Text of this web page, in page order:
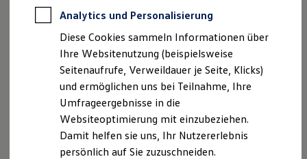
Professional Class bei Volkswagen
Behörden
Direktkunden
Sonderfahrzeuge
Anpfiff zum Gewinn
Elektromobilität
Elektroautos
ID. Tutorials
Elektrofahrzeugkonzepte
ID. EVERY1
Reichweite
Kindersitze anfragen
Analytics und Personalisierung
Diese Cookies sammeln Informationen über
Ihre Websitenutzung (beispielsweise
Seitenaufrufe, Verweildauer je Seite, Klicks)
und ermöglichen uns bei Teilnahme, Ihre
Umfrageergebnisse in die
Websiteoptimierung mit einzubeziehen.
Damit helfen sie uns, Ihr Nutzererlebnis
persönlich auf Sie zuzuschneiden.